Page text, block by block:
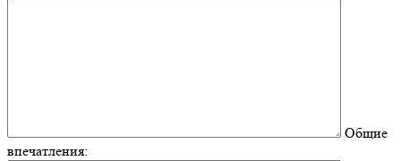
Общие
впечатления: